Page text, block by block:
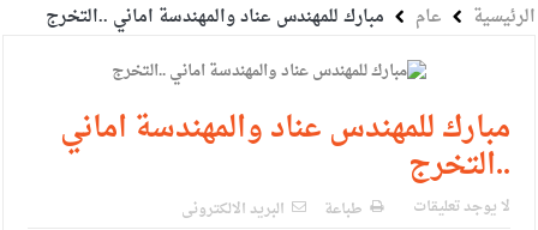
الجيش يفتح باب التجنيد لحملة البكالوريوس في الحقوق والقانون
بيان اجتماع عمّان:دعم الوصاية الهاشمية التاريخية على المقدسات
الإسلامية والمسيحية
الأمن يتلف 16 مليون حبة كبتاجون و1480 كغم مواد مخدرة
النواب يقر مشروع تعديل قانون الملكية العقارية
الرئيسية عام مبارك للمهندس عناد والمهندسة اماني ..التخرج
مبارك للمهندس عناد والمهندسة اماني
..التخرج
لا يوجد تعليقات طباعة البريد الالكترونى